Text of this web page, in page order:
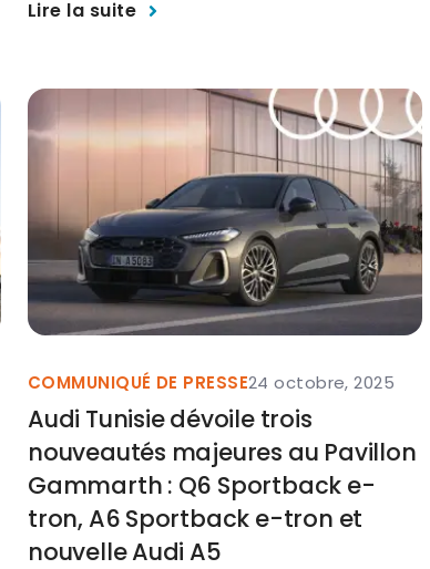
Lire la suite
COMMUNIQUÉ DE PRESSE24 octobre, 2025
Audi Tunisie dévoile trois
nouveautés majeures au Pavillon
Gammarth : Q6 Sportback e-
tron, A6 Sportback e-tron et
nouvelle Audi A5